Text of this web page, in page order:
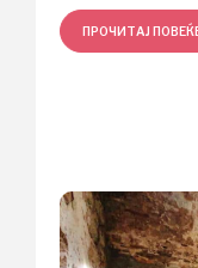
ПРОЧИТАЈ